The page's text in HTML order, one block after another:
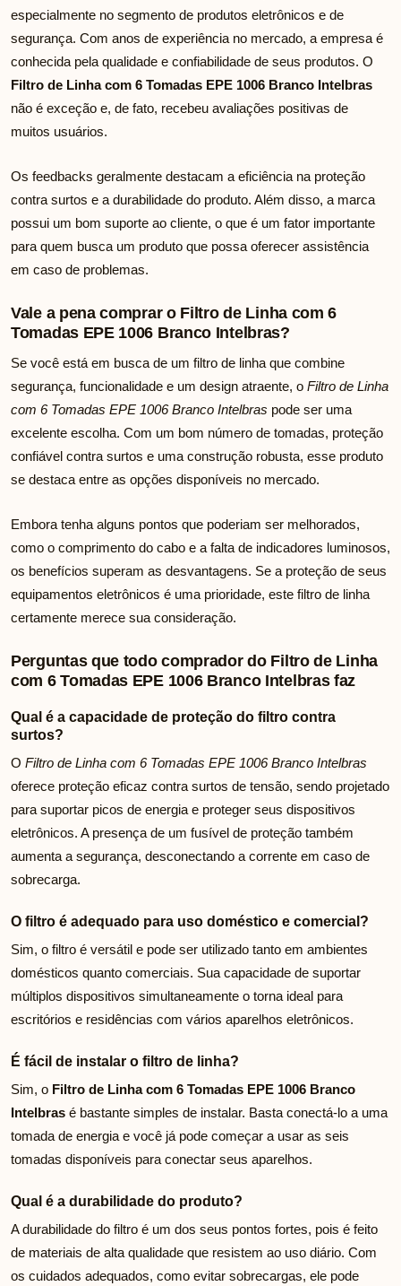
especialmente no segmento de produtos eletrônicos e de
segurança. Com anos de experiência no mercado, a empresa é
conhecida pela qualidade e confiabilidade de seus produtos. O
Filtro de Linha com 6 Tomadas EPE 1006 Branco Intelbras
não é exceção e, de fato, recebeu avaliações positivas de
muitos usuários.
Os feedbacks geralmente destacam a eficiência na proteção
contra surtos e a durabilidade do produto. Além disso, a marca
possui um bom suporte ao cliente, o que é um fator importante
para quem busca um produto que possa oferecer assistência
em caso de problemas.
Vale a pena comprar o Filtro de Linha com 6
Tomadas EPE 1006 Branco Intelbras?
Se você está em busca de um filtro de linha que combine
segurança, funcionalidade e um design atraente, o Filtro de Linha
com 6 Tomadas EPE 1006 Branco Intelbras pode ser uma
excelente escolha. Com um bom número de tomadas, proteção
confiável contra surtos e uma construção robusta, esse produto
se destaca entre as opções disponíveis no mercado.
Embora tenha alguns pontos que poderiam ser melhorados,
como o comprimento do cabo e a falta de indicadores luminosos,
os benefícios superam as desvantagens. Se a proteção de seus
equipamentos eletrônicos é uma prioridade, este filtro de linha
certamente merece sua consideração.
Perguntas que todo comprador do Filtro de Linha
com 6 Tomadas EPE 1006 Branco Intelbras faz
Qual é a capacidade de proteção do filtro contra
surtos?
O Filtro de Linha com 6 Tomadas EPE 1006 Branco Intelbras
oferece proteção eficaz contra surtos de tensão, sendo projetado
para suportar picos de energia e proteger seus dispositivos
eletrônicos. A presença de um fusível de proteção também
aumenta a segurança, desconectando a corrente em caso de
sobrecarga.
O filtro é adequado para uso doméstico e comercial?
Sim, o filtro é versátil e pode ser utilizado tanto em ambientes
domésticos quanto comerciais. Sua capacidade de suportar
múltiplos dispositivos simultaneamente o torna ideal para
escritórios e residências com vários aparelhos eletrônicos.
É fácil de instalar o filtro de linha?
Sim, o Filtro de Linha com 6 Tomadas EPE 1006 Branco
Intelbras é bastante simples de instalar. Basta conectá-lo a uma
tomada de energia e você já pode começar a usar as seis
tomadas disponíveis para conectar seus aparelhos.
Qual é a durabilidade do produto?
A durabilidade do filtro é um dos seus pontos fortes, pois é feito
de materiais de alta qualidade que resistem ao uso diário. Com
os cuidados adequados, como evitar sobrecargas, ele pode